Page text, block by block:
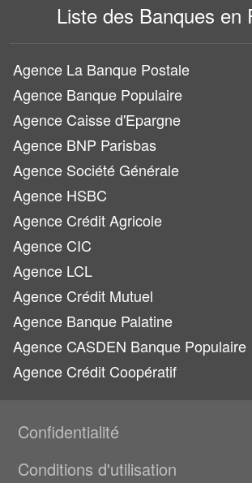
Liste des Banques en
Agence La Banque Postale
Agence Banque Populaire
Agence Caisse d'Epargne
Agence BNP Parisbas
Agence Société Générale
Agence HSBC
Agence Crédit Agricole
Agence CIC
Agence LCL
Agence Crédit Mutuel
Agence Banque Palatine
Agence CASDEN Banque Populaire
Agence Crédit Coopératif
Confidentialité
Conditions d'utilisation